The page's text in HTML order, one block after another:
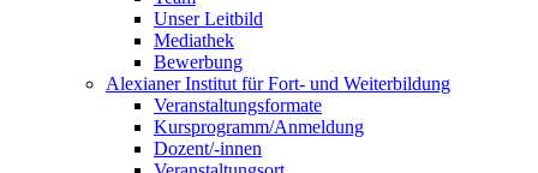
Unser Leitbild
Mediathek
Bewerbung
Alexianer Institut für Fort- und Weiterbildung
Veranstaltungsformate
Kursprogramm/Anmeldung
Dozent/-innen